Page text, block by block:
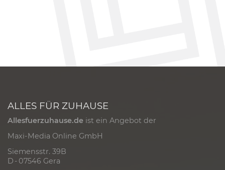
ALLES FÜR ZUHAUSE
Allesfuerzuhause.de ist ein Angebot der
Maxi-Media Online GmbH
Siemensstr. 39B
D - 07546 Gera